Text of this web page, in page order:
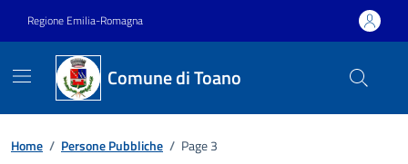
Regione Emilia-Romagna
Comune di Toano
Home / Persone Pubbliche / Page 3